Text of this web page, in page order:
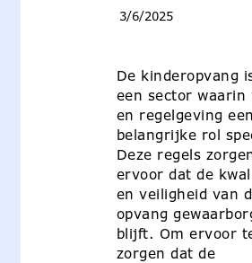
3/6/2025
De kinderopvang
een sector waarin
en regelgeving een
belangrijke rol
Deze regels
ervoor dat de
en veiligheid van
opvang
blijft. Om ervoor
zorgen dat de